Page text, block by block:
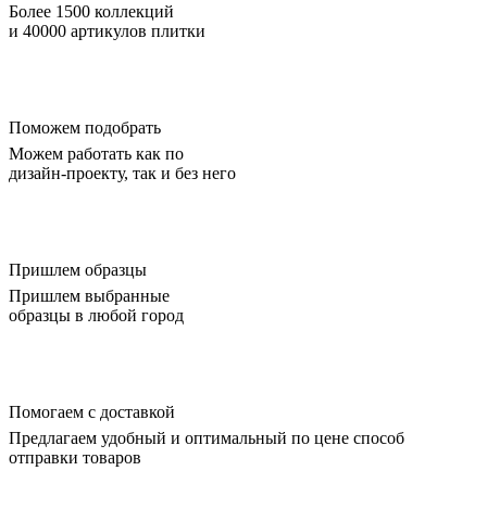
Более 1500 коллекций
и 40000 артикулов плитки
Поможем подобрать
Можем работать как по
дизайн-проекту, так и без него
Пришлем образцы
Пришлем выбранные
образцы в любой город
Помогаем с доставкой
Предлагаем удобный и оптимальный по цене способ
отправки товаров